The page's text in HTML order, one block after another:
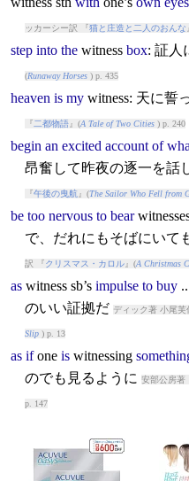
ッカーシー訳 『猫と庄造と二人のおんな
step into the witness box: 証人
(Runaway Horses) p. 435
heaven is my witness: 天に誓
『二都物語』(A Tale of Two Cities) p. 240
begin an excited account of
昂奮して昨夜の逐一を話
『午後の曳航』(The Sailor Who Fell from
be too nervous to bear witness
で、だれにもそばにいて
訳 『 クリスマス・カロル』(A Christmas
as witnesssb’s impulse to buy
のいい証拠だ ディック著 小尾芙
Slip) p. 13
as ifone is witnessing
のでも見るように 安部公房著
p. 147